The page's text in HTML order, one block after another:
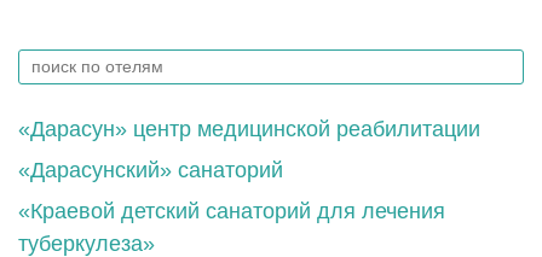
«Дарасун» центр медицинской реабилитации
«Дарасунский» санаторий
«Краевой детский санаторий для лечения
туберкулеза»